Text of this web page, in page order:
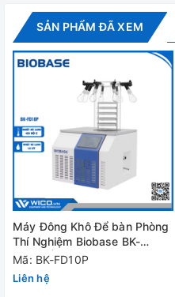
Cung cấp kèm
- Bẫy ngưng tụ nước đá và
thép không gỉ.
SẢN PHẨM ĐÃ XEM
Máy Đông Khô Để bàn Phòng
Thí Nghiệm Biobase BK-
FD10P | 4 khay
Mã: BK-FD10P
Liên hệ